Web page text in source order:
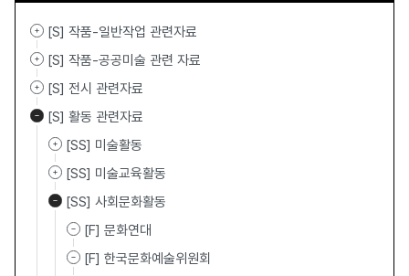
[S] 작품-일반작업 관련자료
[S] 작품-공공미술 관련 자료
[S] 전시 관련자료
[S] 활동 관련자료
[SS] 미술활동
[SS] 미술교육활동
[SS] 사회문화활동
[F] 문화연대
[F] 한국문화예술위원회